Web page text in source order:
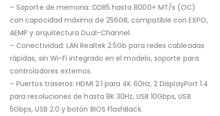
– Soporte de memoria: DDR5 hasta 8000+ MT/s (OC)
con capacidad máxima de 256GB, compatible con EXPO,
AEMP y arquitectura Dual-Channel.
– Conectividad: LAN Realtek 2.5Gb para redes cableadas
rápidas, sin Wi-Fi integrado en el modelo, soporte para
controladores externos.
– Puertos traseros: HDMI 2.1 para 4K 60Hz, 2 DisplayPort 1.4
para resoluciones de hasta 8K 30Hz, USB 10Gbps, USB
5Gbps, USB 2.0 y botón BIOS FlashBack.